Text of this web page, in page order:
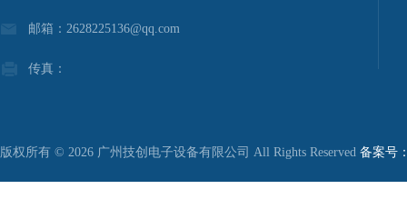
邮箱：2628225136@qq.com
传真：
版权所有 © 2026 广州技创电子设备有限公司 All Rights Reserved 备案号